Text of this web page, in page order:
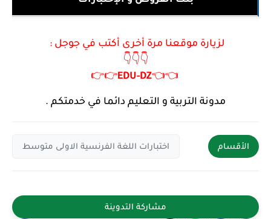
لزيارة موقعنا مرة أخرى أكتب في جوجل :
👇👇👇
👈👈
EDU-DZ
👉👉
مدونة التربية و التعليم دائما في خدمتكم .
الأقسام اختبارات اللغة الفرنسية الاولى متوسط